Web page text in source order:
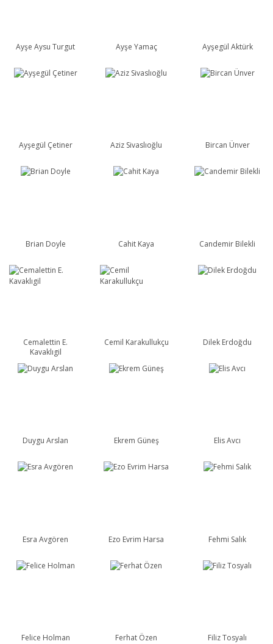
Ayşe Aysu Turgut Ayşe Yamaç Ayşegül Aktürk
Ayşegül Çetiner Aziz Sivaslıoğlu Bircan Ünver
Brian Doyle Cahit Kaya Candemir Bilekli
Cemalettin E.
Kavaklıgil
Cemil Karakullukçu Dilek Erdoğdu
Duygu Arslan Ekrem Güneş Elis Avcı
Esra Avgören Ezo Evrim Harsa Fehmi Salık
Felice Holman Ferhat Özen Filiz Tosyalı